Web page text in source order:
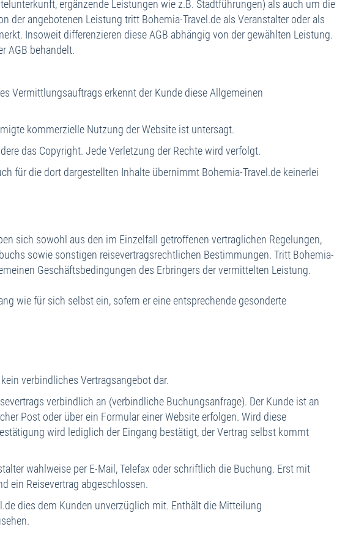
Anreise
Reiseinformationen
Hotelklassifizierung
Kuraufwendungen
ergänzende Leistungen wie z.B. Stadtführungen) als auch um die
angebotenen Leistung tritt Bohemia-Travel.de als Veranstalter oder als
Insoweit differenzieren diese AGB abhängig von der gewählten Leistung.
AGB behandelt.
erkennt der Kunde diese Allgemeinen
kommerzielle Nutzung der Website ist untersagt.
das Copyright. Jede Verletzung der Rechte wird verfolgt.
die dort dargestellten Inhalte übernimmt Bohemia-Travel.de keinerlei
sich sowohl aus den im Einzelfall getroffenen vertraglichen Regelungen,
sowie sonstigen reisevertragsrechtlichen Bestimmungen. Tritt Bohemia-
Geschäftsbedingungen des Erbringers der vermittelten Leistung.
wie für sich selbst ein, sofern er eine entsprechende gesonderte
verbindliches Vertragsangebot dar.
verbindlich an (verbindliche Buchungsanfrage). Der Kunde ist an
Post oder über ein Formular einer Website erfolgen. Wird diese
wird lediglich der Eingang bestätigt, der Vertrag selbst kommt
wahlweise per E-Mail, Telefax oder schriftlich die Buchung. Erst mit
ein Reisevertrag abgeschlossen.
dies dem Kunden unverzüglich mit. Enthält die Mitteilung